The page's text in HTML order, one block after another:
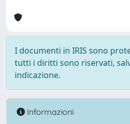
I documenti in IRIS sono
tutti i diritti sono riservati,
indicazione.
Informazioni